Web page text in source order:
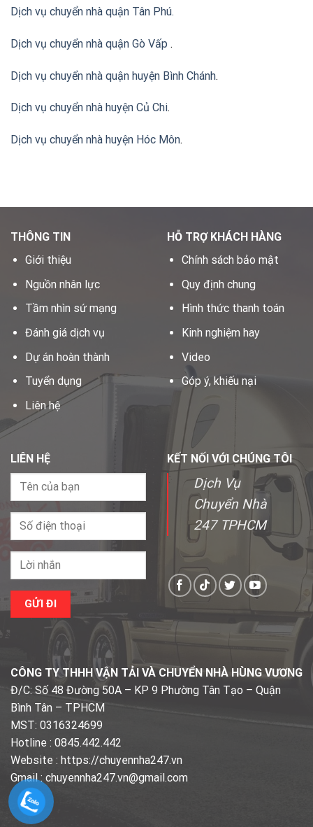
Dịch vụ chuyển nhà quận Tân Phú.
Dịch vụ chuyển nhà quận Gò Vấp .
Dịch vụ chuyển nhà quận huyện Bình Chánh.
Dịch vụ chuyển nhà huyện Củ Chi.
Dịch vụ chuyển nhà huyện Hóc Môn.
THÔNG TIN
Giới thiệu
Nguồn nhân lực
Tầm nhìn sứ mạng
Đánh giá dịch vụ
Dự án hoàn thành
Tuyển dụng
Liên hệ
HỖ TRỢ KHÁCH HÀNG
Chính sách bảo mật
Quy định chung
Hình thức thanh toán
Kinh nghiệm hay
Video
Góp ý, khiếu nại
LIÊN HỆ KẾT NỐI VỚI CHÚNG TÔI
Dịch Vụ
Chuyển Nhà
247 TPHCM
CÔNG TY THHH VẬN TẢI VÀ CHUYỂN NHÀ HÙNG VƯƠNG
Đ/C: Số 48 Đường 50A – KP 9 Phường Tân Tạo – Quận
Bình Tân – TPHCM
MST: 0316324699
Hotline : 0845.442.442
Website : https://chuyennha247.vn
Gmail : chuyennha247.vn@gmail.com